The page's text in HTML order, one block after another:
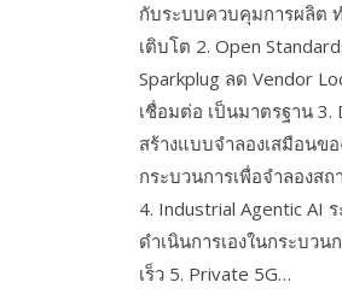
กับระบบควบคุมการผลิต
เติบโต 2. Open
Sparkplug ลด Vendor
เชื่อมต่อ เป็นมาตรฐาน 3.
สร้างแบบจำลองเสมือนขอ
กระบวนการเพื่อจำลองส
4. Industrial Agentic AI
ดำเนินการเองในกระบว
เร็ว 5. Private 5G…